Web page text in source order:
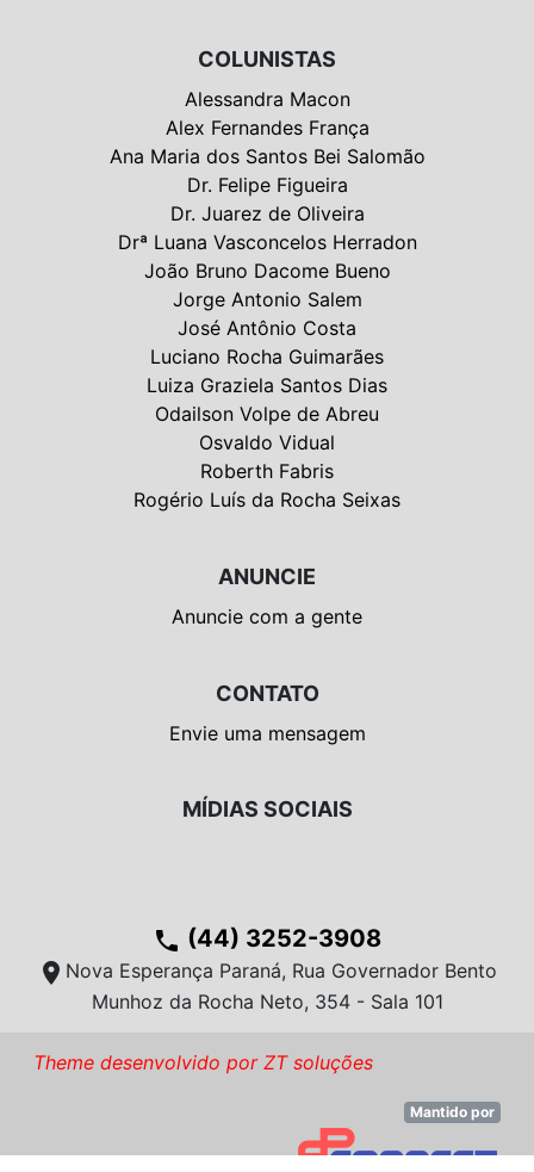
COLUNISTAS
Alessandra Macon
Alex Fernandes França
Ana Maria dos Santos Bei Salomão
Dr. Felipe Figueira
Dr. Juarez de Oliveira
Drª Luana Vasconcelos Herradon
João Bruno Dacome Bueno
Jorge Antonio Salem
José Antônio Costa
Luciano Rocha Guimarães
Luiza Graziela Santos Dias
Odailson Volpe de Abreu
Osvaldo Vidual
Roberth Fabris
Rogério Luís da Rocha Seixas
ANUNCIE
Anuncie com a gente
CONTATO
Envie uma mensagem
MÍDIAS SOCIAIS
phone (44) 3252-3908
location_on Nova Esperança Paraná, Rua Governador Bento
Munhoz da Rocha Neto, 354 - Sala 101
Theme desenvolvido por ZT soluções
Mantido por